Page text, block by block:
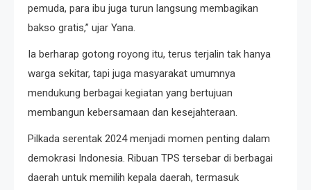
pemuda, para ibu juga turun langsung membagikan
bakso gratis,” ujar Yana.
Ia berharap gotong royong itu, terus terjalin tak hanya
warga sekitar, tapi juga masyarakat umumnya
mendukung berbagai kegiatan yang bertujuan
membangun kebersamaan dan kesejahteraan.
Pilkada serentak 2024 menjadi momen penting dalam
demokrasi Indonesia. Ribuan TPS tersebar di berbagai
daerah untuk memilih kepala daerah, termasuk